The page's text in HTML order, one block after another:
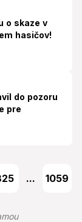
o skaze v
hasičov!
do pozoru
pre
... 1059